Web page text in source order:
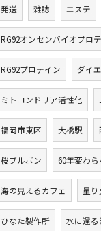
発送 雑誌 エステ
RG92オンセンバイオプロ
RG92プロテイン ダイ
ミトコンドリア活性化
福岡市東区 大橋駅
桜ブルボン 60年変わ
海の見えるカフェ 量り
ひなた製作所 水に還る